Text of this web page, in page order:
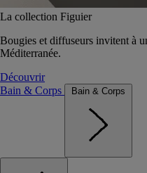
La collection Figuier
Bougies et diffuseurs invitent à
Méditerranée.
Découvrir
Bain & Corps
Bain & Corps